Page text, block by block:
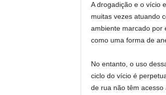
A drogadição e o vício
muitas vezes atuando
ambiente marcado por
como uma forma de
No entanto, o uso
ciclo do vício é
de rua não têm